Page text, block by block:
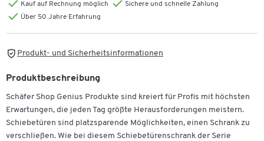
Kauf auf Rechnung möglich
Sichere und schnelle Zahlung
Über 50 Jahre Erfahrung
Produkt- und Sicherheitsinformationen
Produktbeschreibung
Schäfer Shop Genius Produkte sind kreiert für Profis mit höchsten
Erwartungen, die jeden Tag größte Herausforderungen meistern.
Schiebetüren sind platzsparende Möglichkeiten, einen Schrank zu
verschließen. Wie bei diesem Schiebetürenschrank der Serie